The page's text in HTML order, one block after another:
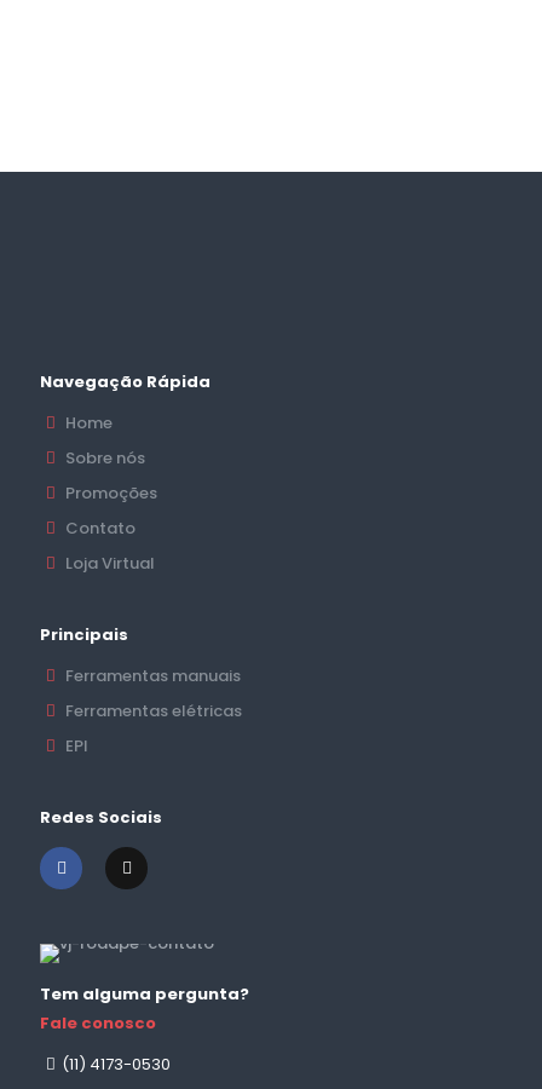
Navegação Rápida
Home
Sobre nós
Promoções
Contato
Loja Virtual
Principais
Ferramentas manuais
Ferramentas elétricas
EPI
Redes Sociais
Tem alguma pergunta?
Fale conosco
(11) 4173-0530